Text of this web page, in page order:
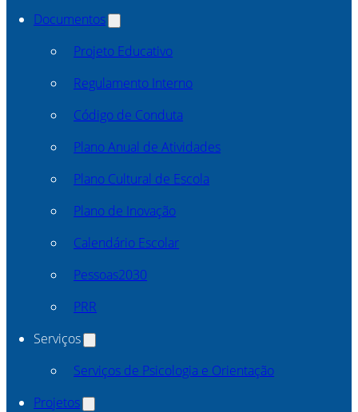
Documentos
Projeto Educativo
Regulamento Interno
Código de Conduta
Plano Anual de Atividades
Plano Cultural de Escola
Plano de Inovação
Calendário Escolar
Pessoas2030
PRR
Serviços
Serviços de Psicologia e Orientação
Projetos